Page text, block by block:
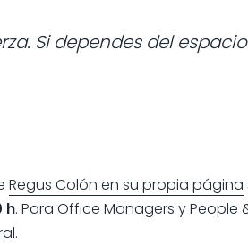
Si dependes del
Regus Colón en su propia página
h. Para Office Managers y People